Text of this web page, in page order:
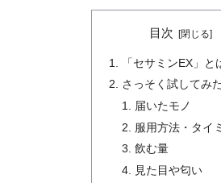
目次
「セサミンEX」と
さっそく試してみ
届いたモノ
服用方法・タイ
飲む量
見た目や匂い